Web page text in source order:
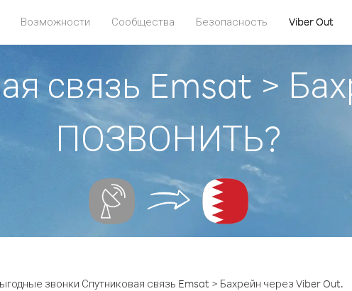
Возможности Сообщества Безопасность Viber Out
связь Emsat >
ПОЗВОНИТЬ?
звонки Спутниковая связь Emsat > Бахрейн через Viber Out.